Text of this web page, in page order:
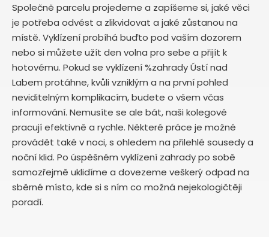
Společně parcelu projedeme a zapíšeme si, jaké věci
je potřeba odvést a zlikvidovat a jaké zůstanou na
místě. Vyklízení probíhá buďto pod vaším dozorem
nebo si můžete užít den volna pro sebe a přijít k
hotovému. Pokud se vyklízení %zahrady Ústí nad
Labem protáhne, kvůli vzniklým a na první pohled
neviditelným komplikacím, budete o všem včas
informování. Nemusíte se ale bát, naši kolegové
pracují efektivně a rychle. Některé práce je možné
provádět také v noci, s ohledem na přilehlé sousedy a
noční klid. Po úspěšném vyklízení zahrady po sobě
samozřejmě uklidíme a dovezeme veškerý odpad na
sběrné místo, kde si s ním co možná nejekologičtěji
poradí.